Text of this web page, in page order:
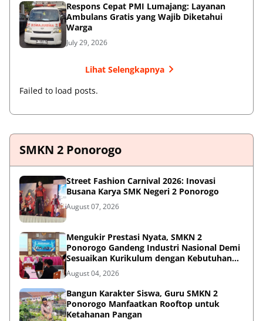
Respons Cepat PMI Lumajang: Layanan
Ambulans Gratis yang Wajib Diketahui
Warga
July 29, 2026
Lihat Selengkapnya
Failed to load posts.
SMKN 2 Ponorogo
Street Fashion Carnival 2026: Inovasi
Busana Karya SMK Negeri 2 Ponorogo
August 07, 2026
Mengukir Prestasi Nyata, SMKN 2
Ponorogo Gandeng Industri Nasional Demi
Sesuaikan Kurikulum dengan Kebutuhan
Dunia Kerja
August 04, 2026
Bangun Karakter Siswa, Guru SMKN 2
Ponorogo Manfaatkan Rooftop untuk
Ketahanan Pangan